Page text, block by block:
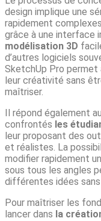
design implique une
rapidement
grâce à une interface
modélisation 3D
d’autres logiciels
SketchUp Pro
leur créativité sans
maîtriser.
Il répond également
confrontés les
leur proposant des
et réalistes. La
modifier rapidement
sous tous les angles
différentes idées
Pour maîtriser les
lancer dans la